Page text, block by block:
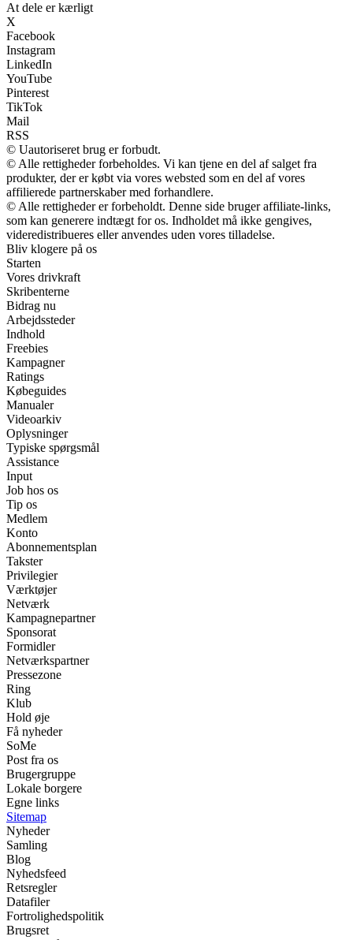
At dele er kærligt
X
Facebook
Instagram
LinkedIn
YouTube
Pinterest
TikTok
Mail
RSS
© Uautoriseret brug er forbudt.
© Alle rettigheder forbeholdes. Vi kan tjene en del af salget fra
produkter, der er købt via vores websted som en del af vores
affilierede partnerskaber med forhandlere.
© Alle rettigheder er forbeholdt. Denne side bruger affiliate-links,
som kan generere indtægt for os. Indholdet må ikke gengives,
videredistribueres eller anvendes uden vores tilladelse.
Bliv klogere på os
Starten
Vores drivkraft
Skribenterne
Bidrag nu
Arbejdssteder
Indhold
Freebies
Kampagner
Ratings
Købeguides
Manualer
Videoarkiv
Oplysninger
Typiske spørgsmål
Assistance
Input
Job hos os
Tip os
Medlem
Konto
Abonnementsplan
Takster
Privilegier
Værktøjer
Netværk
Kampagnepartner
Sponsorat
Formidler
Netværkspartner
Pressezone
Ring
Klub
Hold øje
Få nyheder
SoMe
Post fra os
Brugergruppe
Lokale borgere
Egne links
Sitemap
Nyheder
Samling
Blog
Nyhedsfeed
Retsregler
Datafiler
Fortrolighedspolitik
Brugsret